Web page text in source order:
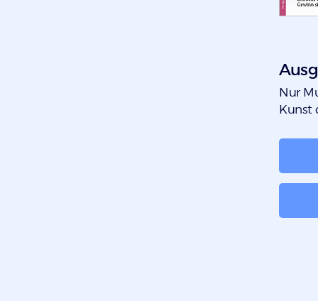
:
Nur
Kunst